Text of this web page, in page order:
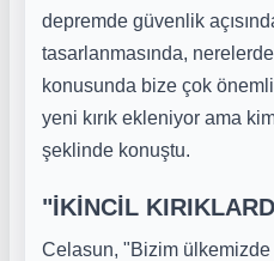
depremde güvenlik
tasarlanmasında,
konusunda bize çok
yeni kırık ekleniyor ama
şeklinde konuştu.
"İKİNCİL
Celasun, "Bizim